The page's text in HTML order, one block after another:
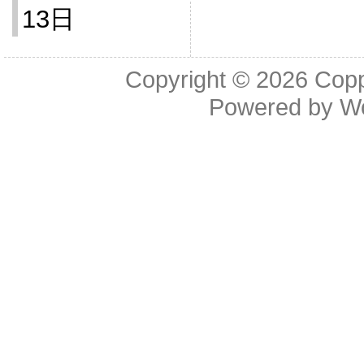
13日
Copyright © 2026
Powered by